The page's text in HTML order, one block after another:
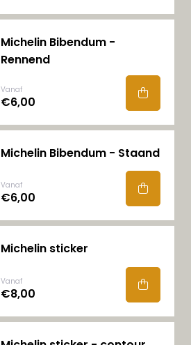
Michelin Bibendum -
Rennend
Vanaf
€6,00
Michelin Bibendum - Staand
Vanaf
€6,00
Michelin sticker
Vanaf
€8,00